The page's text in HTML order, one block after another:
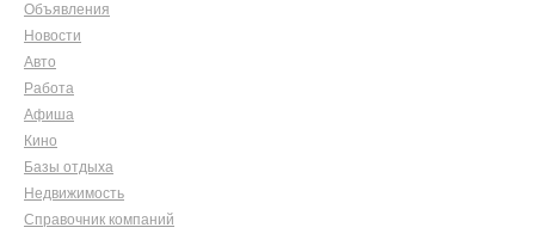
Объявления
Новости
Авто
Работа
Афиша
Кино
Базы отдыха
Недвижимость
Справочник компаний